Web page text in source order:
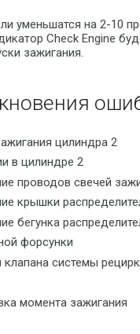
уменьшатся на 2-10
Check Engine
зажигания.
цилиндра 2
в цилиндре 2
проводов свечей
крышки
бегунка
форсунки
системы
момента зажигания